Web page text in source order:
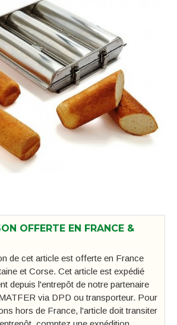
OFFERTE EN FRANCE &
de cet article est offerte en France
et Corse. Cet article est expédié
depuis l'entrepôt de notre partenaire
via DPD ou transporteur. Pour
hors de France, l'article doit transiter